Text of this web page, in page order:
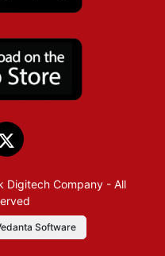
Digitech Company- All
Software